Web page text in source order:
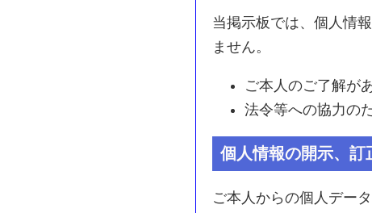
当掲示板では、個人情
ません。
ご本人のご了解が
法令等への協力の
個人情報の開示、訂
ご本人からの個人デー